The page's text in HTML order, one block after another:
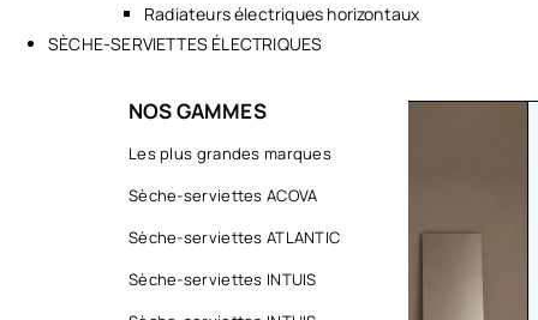
Radiateurs électriques horizontaux
SÈCHE-SERVIETTES ÉLECTRIQUES
NOS GAMMES
Les plus grandes marques
Sèche-serviettes ACOVA
Sèche-serviettes ATLANTIC
Sèche-serviettes INTUIS